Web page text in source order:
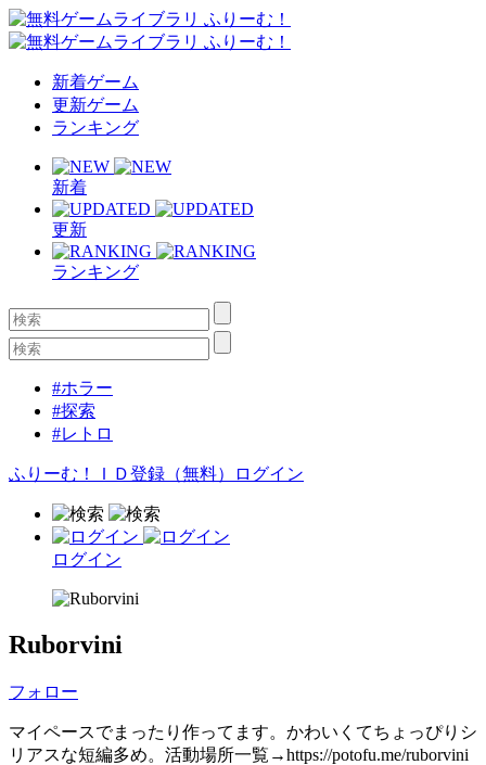
新着ゲーム
更新ゲーム
ランキング
新着
更新
ランキング
#ホラー
#探索
#レトロ
ふりーむ！ＩＤ登録（無料） ログイン
ログイン
Ruborvini
フォロー
マイペースでまったり作ってます。かわいくてちょっぴりシ
リアスな短編多め。活動場所一覧→https://potofu.me/ruborvini